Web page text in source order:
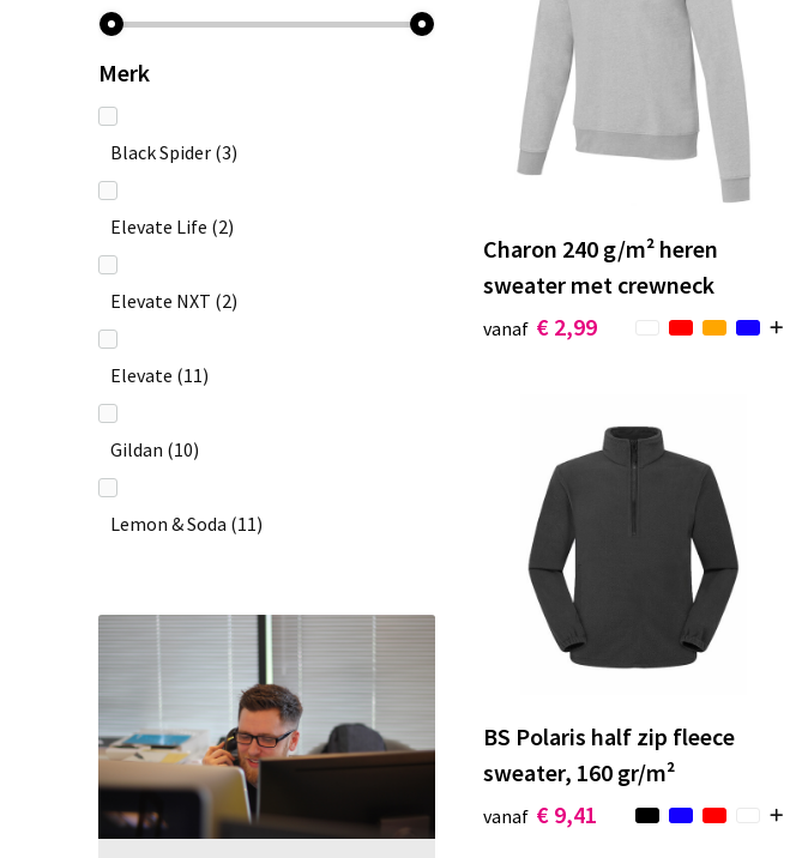
Merk
Black Spider (3)
Elevate Life (2)
Elevate NXT (2)
Elevate (11)
Gildan (10)
Lemon & Soda (11)
(16)
STEDMAN (11)
Stedman
Charon 240 g/m² heren
sweater met crewneck
vanaf € 2,99
BS Polaris half zip fleece
sweater, 160 gr/m²
vanaf € 9,41